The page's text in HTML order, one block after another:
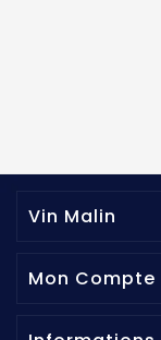
Vin Malin
Mon Compte